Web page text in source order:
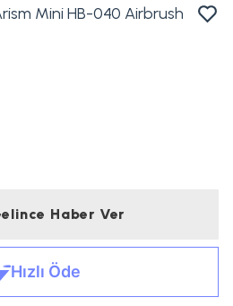
Mini HB-040 Airbrush
Haber Ver